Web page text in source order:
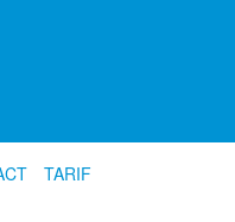
TARIF